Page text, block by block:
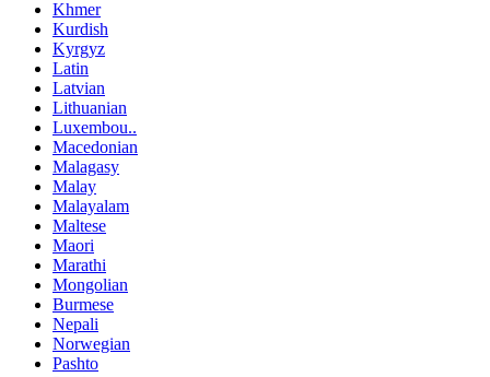
Khmer
Kurdish
Kyrgyz
Latin
Latvian
Lithuanian
Luxembou..
Macedonian
Malagasy
Malay
Malayalam
Maltese
Maori
Marathi
Mongolian
Burmese
Nepali
Norwegian
Pashto